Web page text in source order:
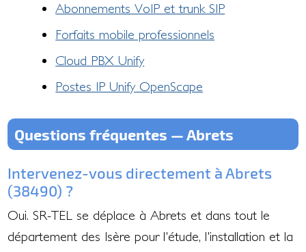
Abonnements VoIP et trunk SIP
Forfaits mobile professionnels
Cloud PBX Unify
Postes IP Unify OpenScape
Questions fréquentes — Abrets
Intervenez-vous directement à Abrets
(38490) ?
Oui. SR-TEL se déplace à Abrets et dans tout le
département des Isère pour l'étude, l'installation et la